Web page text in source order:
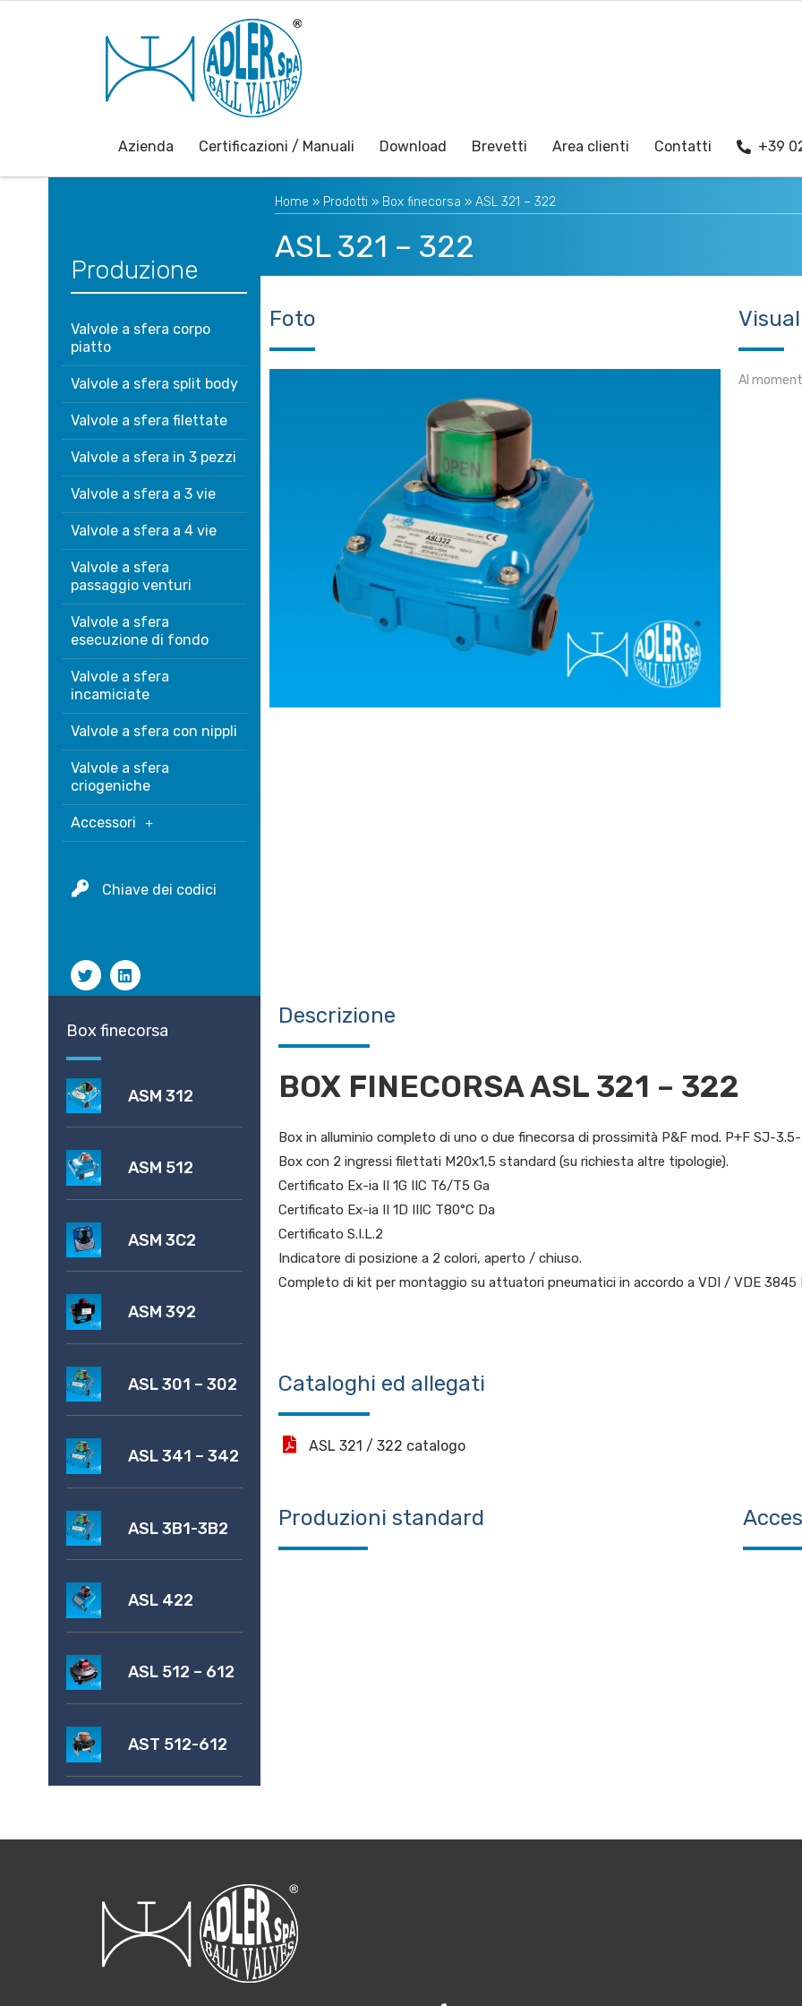
Azienda Certificazioni / Manuali Download Brevetti Area clienti Contatti +39
Produzione
Valvole a sfera corpo
piatto
Valvole a sfera split body
Valvole a sfera filettate
Valvole a sfera in 3 pezzi
Valvole a sfera a 3 vie
Valvole a sfera a 4 vie
Valvole a sfera
passaggio venturi
Valvole a sfera
esecuzione di fondo
Valvole a sfera
incamiciate
Valvole a sfera con nippli
Valvole a sfera
criogeniche
Accessori
Chiave dei codici
Home » Prodotti » Box finecorsa »ASL 321 – 322
ASL 321 – 322
Foto
Al
Box finecorsa
ASM 312
ASM 512
ASM 3C2
ASM 392
ASL 301 – 302
ASL 341 – 342
ASL 3B1-3B2
ASL 422
ASL 512 – 612
AST 512-612
Descrizione
BOX FINECORSA ASL 321 – 322
Box in alluminio completo di uno o due finecorsa di prossimità P&F mod. P+F SJ-3.5-
Box con 2 ingressi filettati M20x1,5 standard (su richiesta altre tipologie).
Certificato Ex-ia II 1G IIC T6/T5 Ga
Certificato Ex-ia II 1D IIIC T80°C Da
Certificato S.I.L.2
Indicatore di posizione a 2 colori, aperto / chiuso.
Completo di kit per montaggio su attuatori pneumatici in accordo a VDI / VDE 3845
Cataloghi ed allegati
ASL 321 / 322 catalogo
Produzioni standard